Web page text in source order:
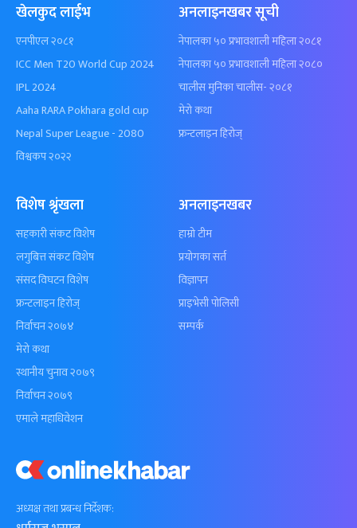
अध्यक्ष तथा प्रबन्ध निर्देशक:
खेलकुद लाईभ
एनपीएल २०८१
ICC Men T20 World Cup 2024
IPL 2024
Aaha RARA Pokhara gold cup
Nepal Super League - 2080
विश्वकप २०२२
अनलाइनखबर सूची
नेपालका ५० प्रभावशाली महिला २०८१
नेपालका ५० प्रभावशाली महिला २०८०
चालीस मुनिका चालीस- २०८१
मेरो कथा
फ्रन्टलाइन हिरोज्
विशेष श्रृंखला
सहकारी संकट विशेष
लगुबित्त संकट विशेष
संसद विघटन विशेष
फ्रन्टलाइन हिरोज्
निर्वाचन २०७४
मेरो कथा
स्थानीय चुनाव २०७९
निर्वाचन २०७९
एमाले महाधिवेशन
अनलाइनखबर
हाम्रो टीम
प्रयोगका सर्त
विज्ञापन
प्राइभेसी पोलिसी
सम्पर्क